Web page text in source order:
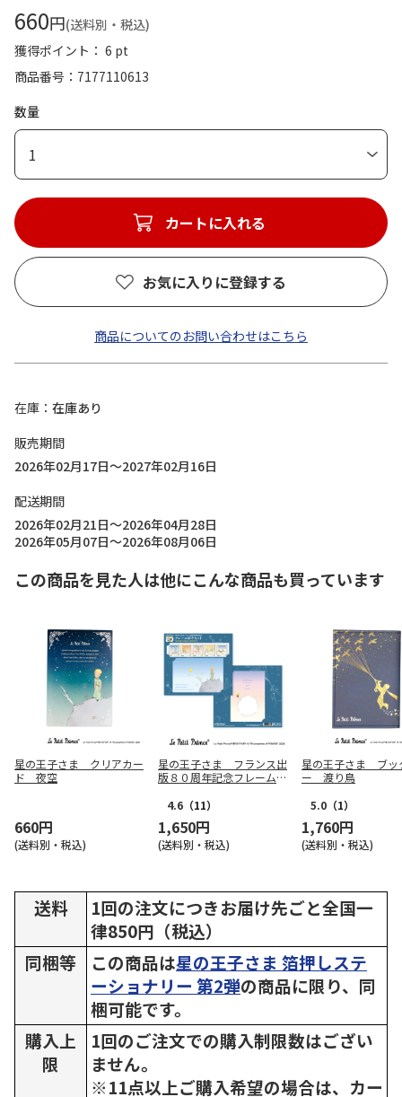
660円(送料別・税込)
獲得ポイント： 6 pt
商品番号
7177110613
数量
1
カートに入れる
お気に入りに登録する
商品についてのお問い合わせはこちら
在庫
在庫あり
販売期間
2026年02月17日～2027年02月16日
配送期間
2026年02月21日～2026年04月28日
2026年05月07日～2026年08月06日
この商品を見た人は他にこんな商品も買っています
星の王子さま クリアカー
ド 夜空
660円
(送料別・税込)
星の王子さま フランス出
版８０周年記念フレーム切
4.6 （11）
1,650円
(送料別・税込)
星の王子さま ブッ
ー 渡り鳥
5.0 （1）
1,760円
(送料別・税込)
送料
1回の注文につきお届け先ごと全国一
律850円（税込）
同梱等
この商品は星の王子さま 箔押しステ
ーショナリー 第2弾の商品に限り、同
梱可能です。
購入上
限
1回のご注文での購入制限数はござい
ません。
※11点以上ご購入希望の場合は、カー